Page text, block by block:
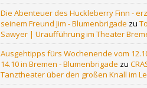
Die Abenteuer des Huckleberry Finn -
seinem Freund Jim - Blumenbrigade zu
Sawyer | Uraufführung im Theater
Ausgehtipps fürs Wochenende vom
14.10 in Bremen - Blumenbrigade zu
Tanztheater über den großen Knall im